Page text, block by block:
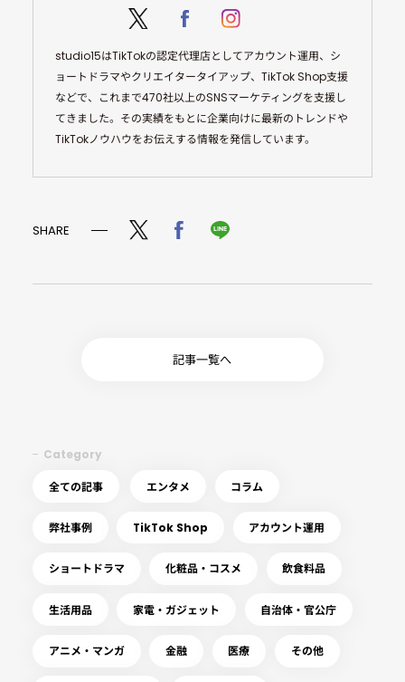
studio15はTikTokの認定代理店としてアカウント運用、シ
ョートドラマやクリエイタータイアップ、TikTok Shop支援
などで、これまで470社以上のSNSマーケティングを支援し
てきました。その実績をもとに企業向けに最新のトレンドや
TikTokノウハウをお伝えする情報を発信しています。
SHARE
記事一覧へ
Category
全ての記事 エンタメ コラム
弊社事例 TikTok Shop アカウント運用
ショートドラマ 化粧品・コスメ 飲食料品
生活用品 家電・ガジェット 自治体・官公庁
アニメ・マンガ 金融 医療 その他